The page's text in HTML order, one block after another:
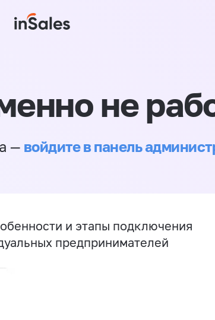
не
— войдите в панель
и этапы подключения
предпринимателей